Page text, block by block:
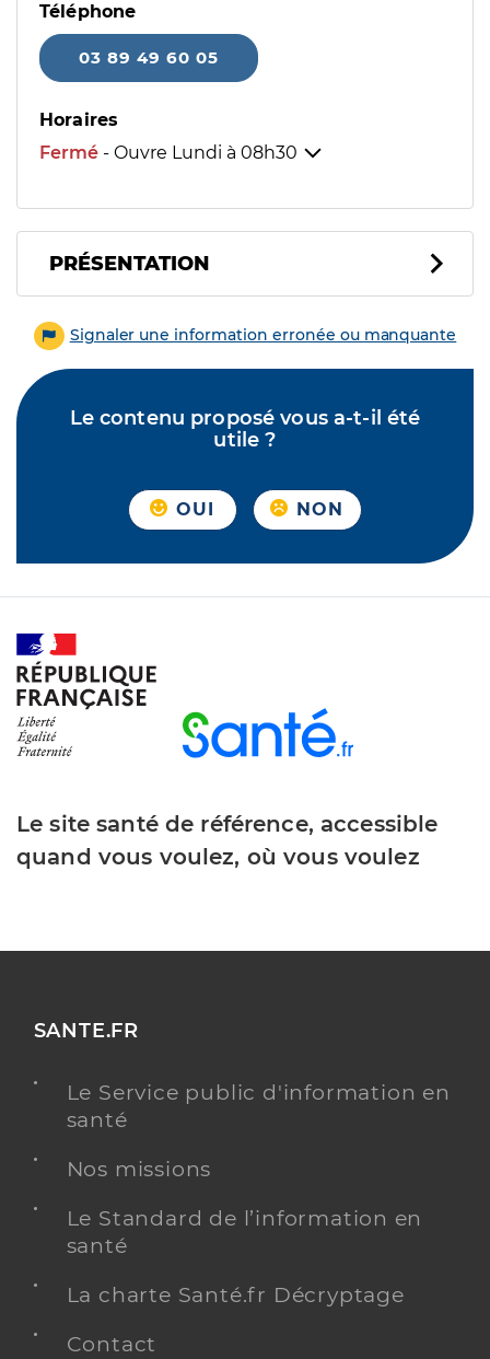
Téléphone
03 89 49 60 05
Horaires
Fermé - Ouvre Lundi à 08h30
PRÉSENTATION
Signaler une information erronée ou manquante
Le contenu proposé vous a-t-il été
utile ?
OUI NON
Le site santé de référence, accessible
quand vous voulez, où vous voulez
SANTE.FR
Le Service public d'information en
santé
Nos missions
Le Standard de l’information en
santé
La charte Santé.fr Décryptage
Contact